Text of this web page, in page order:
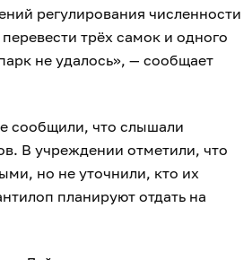
регулирования численности
трёх самок и одного
не удалось», — сообщает
сообщили, что слышали
В учреждении отметили, что
но не уточнили, кто их
планируют отдать на